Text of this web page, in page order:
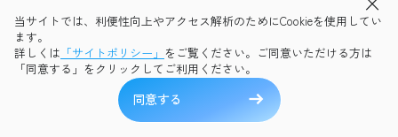
当サイトでは、利便性向上やアクセス解析のためにCookieを使用してい
ます。
詳しくは 「サイトポリシー」 をご覧ください。ご同意いただける方は
「同意する」をクリックしてご利用ください。
同意する
透明性ガイドライン
プライバシーポリシー
OG Wellness会員規約
コミュニティガイドライン
サイトマップ
Copyright © 2026 OG Wellness Co., Ltd. All rights reserved.